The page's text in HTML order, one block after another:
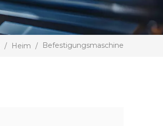
/ Heim / Befestigungsmaschine